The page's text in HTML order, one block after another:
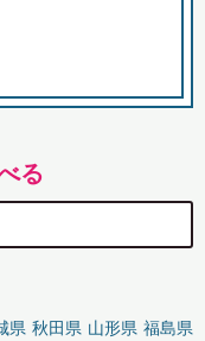
る
県 秋田県 山形県 福島県